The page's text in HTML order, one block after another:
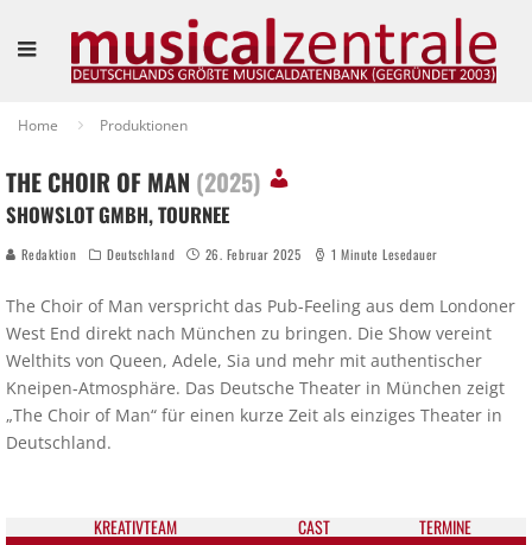
Home Produktionen
THE CHOIR OF MAN (2025)
SHOWSLOT GMBH, TOURNEE
Redaktion Deutschland 26. Februar 2025 1 Minute Lesedauer
The Choir of Man verspricht das Pub-Feeling aus dem Londoner
West End direkt nach München zu bringen. Die Show vereint
Welthits von Queen, Adele, Sia und mehr mit authentischer
Kneipen-Atmosphäre. Das Deutsche Theater in München zeigt
„The Choir of Man“ für einen kurze Zeit als einziges Theater in
Deutschland.
KREATIV­TEAM CAST
TER­MI­NE